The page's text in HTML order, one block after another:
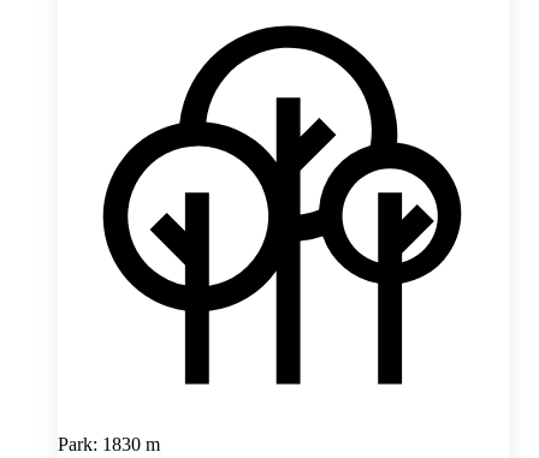
Park: 1830 m